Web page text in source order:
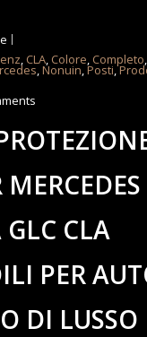
, CLA, Colore, Completo,
,Nonuin,Posti,
CLA
PER
DI LUSSO